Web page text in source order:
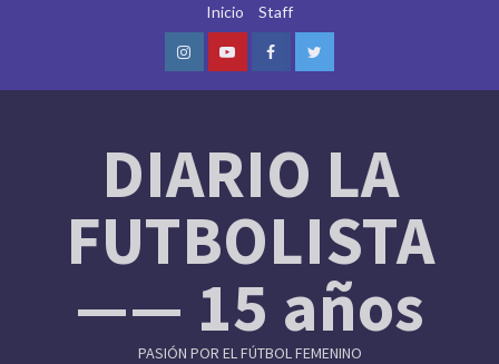
Inicio Staff
InstagramYoutubeFacebookTwitter
DIARIO LA
FUTBOLISTA
—— 15 años
PASIÓN POR EL FÚTBOL FEMENINO